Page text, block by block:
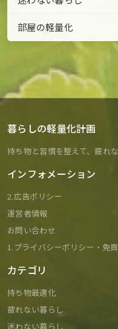
部屋の軽量化
暮らしの軽量化計画
持ち物と習慣を整えて、疲れ
インフォメーション
2.広告ポリシー
運営者情報
お問い合わせ
1.プライバシーポリシー・免
カテゴリ
持ち物最適化
疲れない暮らし
迷わない暮らし